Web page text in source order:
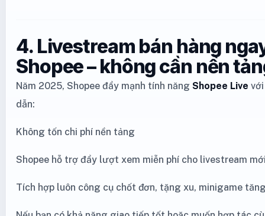
4. Livestream bán hàng
Shopee – không cần nền
Năm 2025, Shopee đẩy mạnh tính năng Shopee Live
dẫn:
Không tốn chi phí nền tảng
Shopee hỗ trợ đẩy lượt xem miễn phí cho livestream
Tích hợp luôn công cụ chốt đơn, tặng xu, minigame